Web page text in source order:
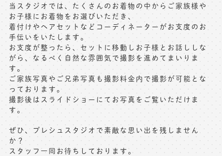
当スタジオでは、たくさんのお着物の中からご家族様や
お子様にお着物をお選びいただき、
着付けやヘアセットなどコーディネーターがお支度のお
手伝いをいたします。
お支度が整ったら、セットに移動しお子様とお話ししな
がら、なるべく自然な雰囲気で撮影を進めてまいりま
す。
ご家族写真やご兄弟写真も撮影料金内で撮影が可能とな
っております。
撮影後はスライドショーにてお写真をご覧いただけま
す。
ぜひ、プレシュスタジオで素敵な思い出を残しません
か？
スタッフ一同お待ちしております。